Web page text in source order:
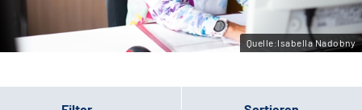
Gebärdensprache
Quelle:Isabella Nadobny